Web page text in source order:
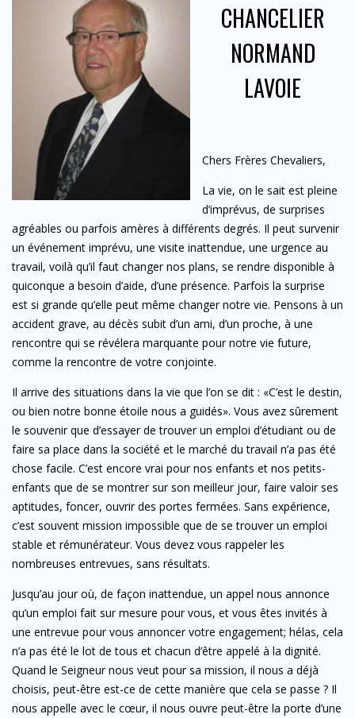
CHANCELIER
NORMAND
LAVOIE
Chers Frères Chevaliers,
La vie, on le sait est pleine
d’imprévus, de surprises
agréables ou parfois amères à différents degrés. Il peut survenir
un événement imprévu, une visite inattendue, une urgence au
travail, voilà qu’il faut changer nos plans, se rendre disponible à
quiconque a besoin d’aide, d’une présence. Parfois la surprise
est si grande qu’elle peut même changer notre vie. Pensons à un
accident grave, au décès subit d’un ami, d’un proche, à une
rencontre qui se révélera marquante pour notre vie future,
comme la rencontre de votre conjointe.
Il arrive des situations dans la vie que l’on se dit : «C’est le destin,
ou bien notre bonne étoile nous a guidés». Vous avez sûrement
le souvenir que d’essayer de trouver un emploi d’étudiant ou de
faire sa place dans la société et le marché du travail n’a pas été
chose facile. C’est encore vrai pour nos enfants et nos petits-
enfants que de se montrer sur son meilleur jour, faire valoir ses
aptitudes, foncer, ouvrir des portes fermées. Sans expérience,
c’est souvent mission impossible que de se trouver un emploi
stable et rémunérateur. Vous devez vous rappeler les
nombreuses entrevues, sans résultats.
Jusqu’au jour où, de façon inattendue, un appel nous annonce
qu’un emploi fait sur mesure pour vous, et vous êtes invités à
une entrevue pour vous annoncer votre engagement; hélas, cela
n’a pas été le lot de tous et chacun d’être appelé à la dignité.
Quand le Seigneur nous veut pour sa mission, il nous a déjà
choisis, peut-être est-ce de cette manière que cela se passe ? Il
nous appelle avec le cœur, il nous ouvre peut-être la porte d’une